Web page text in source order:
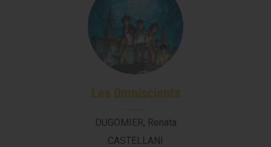
Les Omniscients
DUGOMIER, Renata
CASTELLANI